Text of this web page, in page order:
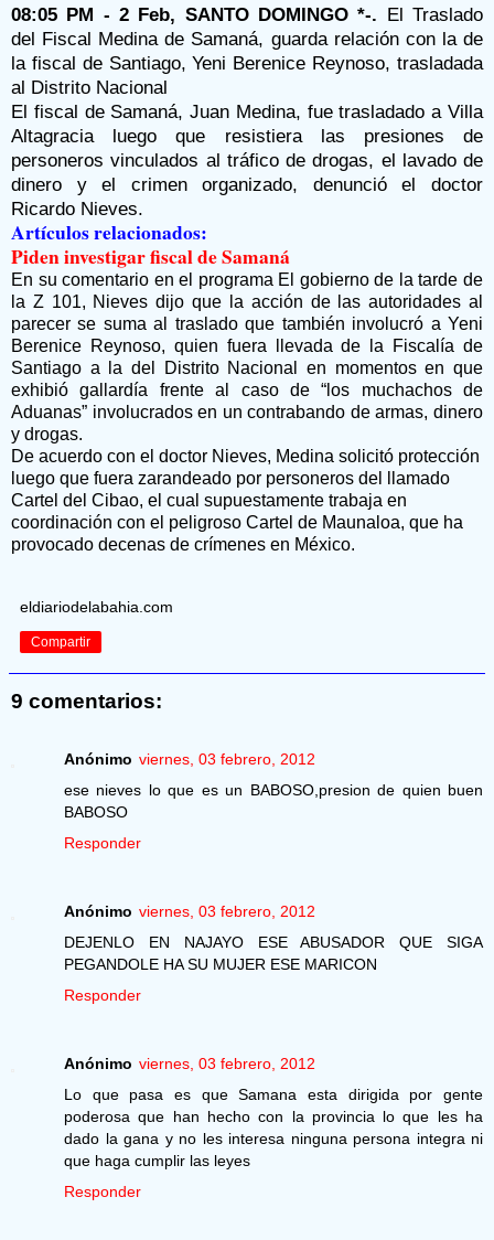
08:05 PM - 2 Feb, SANTO DOMINGO *-. El Traslado
del Fiscal Medina de Samaná, guarda relación con la de
la fiscal de Santiago, Yeni Berenice Reynoso, trasladada
al Distrito Nacional
El fiscal de Samaná, Juan Medina, fue trasladado a Villa
Altagracia luego que resistiera las presiones de
personeros vinculados al tráfico de drogas, el lavado de
dinero y el crimen organizado, denunció el doctor
Ricardo Nieves.
Artículos relacionados:
Piden investigar fiscal de Samaná
En su comentario en el programa El gobierno de la tarde de
la Z 101, Nieves dijo que la acción de las autoridades al
parecer se suma al traslado que también involucró a Yeni
Berenice Reynoso, quien fuera llevada de la Fiscalía de
Santiago a la del Distrito Nacional en momentos en que
exhibió gallardía frente al caso de “los muchachos de
Aduanas” involucrados en un contrabando de armas, dinero
y drogas.
De acuerdo con el doctor Nieves, Medina solicitó protección
luego que fuera zarandeado por personeros del llamado
Cartel del Cibao, el cual supuestamente trabaja en
coordinación con el peligroso Cartel de Maunaloa, que ha
provocado decenas de crímenes en México.
eldiariodelabahia.com
Compartir
9 comentarios:
Anónimo viernes, 03 febrero, 2012
ese nieves lo que es un BABOSO,presion de quien buen
BABOSO
Responder
Anónimo viernes, 03 febrero, 2012
DEJENLO EN NAJAYO ESE ABUSADOR QUE SIGA
PEGANDOLE HA SU MUJER ESE MARICON
Responder
Anónimo viernes, 03 febrero, 2012
Lo que pasa es que Samana esta dirigida por gente
poderosa que han hecho con la provincia lo que les ha
dado la gana y no les interesa ninguna persona integra ni
que haga cumplir las leyes
Responder